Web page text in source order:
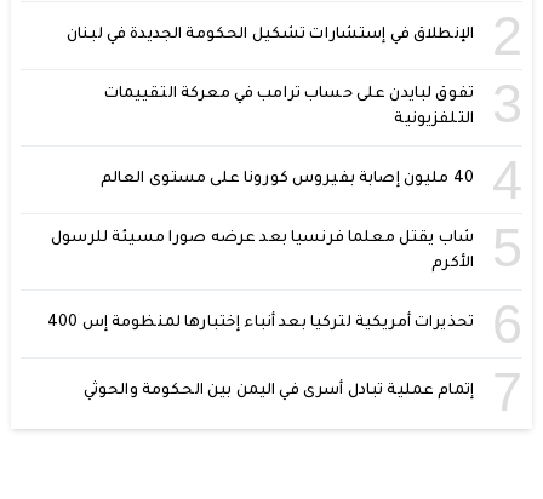
2 الإنطلاق في إستشارات تشكيل الحكومة الجديدة في لبنان
3
تفوق لبايدن على حساب ترامب في معركة التقييمات
التلفزيونية
4 40 مليون إصابة بفيروس كورونا على مستوى العالم
5
شاب يقتل معلما فرنسيا بعد عرضه صورا مسيئة للرسول
الأكرم
6 تحذيرات أمريكية لتركيا بعد أنباء إختبارها لمنظومة إس 400
7 إتمام عملية تبادل أسرى في اليمن بين الحكومة والحوثي